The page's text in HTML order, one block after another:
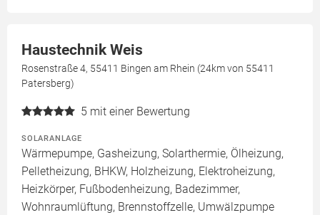
Haustechnik Weis
Rosenstraße 4, 55411 Bingen am Rhein (24km von 55411
Patersberg)
5 mit einer Bewertung
SOLARANLAGE
Wärmepumpe, Gasheizung, Solarthermie, Ölheizung,
Pelletheizung, BHKW, Holzheizung, Elektroheizung,
Heizkörper, Fußbodenheizung, Badezimmer,
Wohnraumlüftung, Brennstoffzelle, Umwälzpumpe